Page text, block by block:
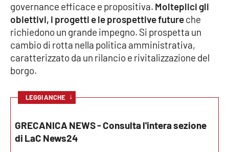
RUBRICHE
Good Morning Vietnam
Parchi Marini Calabria
Le perfidie di Antonella Grippo
governance efficace e propositiva. Molteplici gli
obiettivi, i progetti e le prospettive futureche
richiedono un grande impegno. Si prospetta un
cambio di rotta nella politica amministrativa,
caratterizzato da un rilancio e rivitalizzazione del
borgo.
LEGGI ANCHE ↓
GRECANICA NEWS - Consulta l'intera sezione
di LaC News24